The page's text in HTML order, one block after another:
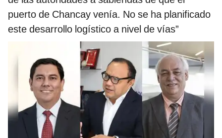
puerto de Chancay venía. No se ha planificado
este desarrollo logístico a nivel de vías”